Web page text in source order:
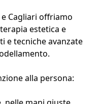
e Cagliari offriamo
estetica e
e tecniche avanzate
alla persona: